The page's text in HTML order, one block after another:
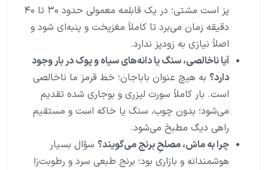
پز است مشتی؛ در یک قابلمه معمولی حدود ۳۰ تا ۴۰
دقیقه زمان می‌برد تا کاملاً مغزپخت و پنبه‌ای شود و
اصلاً نیازی به زودپز ندارد.
آیا ناخالصی، سنگ یا دانه‌های سیاه و پوک در بار وجود
دارد؟ به هیچ عنوان باباجان؛ خط قرمز ما ناخالصی
است. بار کاملاً سورت لیزری و بوجاری شده تقدیم
می‌شود؛ بدون چوب، سنگ یا خاکه است و مستقیم
راهی دیگ مطبخ می‌شود.
چرا به ماش، مصلحِ برنج می‌گویند؟ سؤال بسیار
هوشمندانه و بازاری بود؛ برنج طبعی سرد و رطوبت‌زا